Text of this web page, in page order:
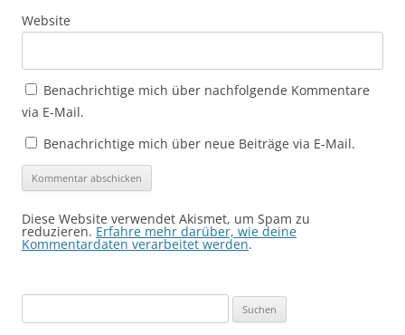
Website
Benachrichtige mich über nachfolgende Kommentare
via E-Mail.
Benachrichtige mich über neue Beiträge via E-Mail.
Diese Website verwendet Akismet, um Spam zu
reduzieren. Erfahre mehr darüber, wie deine
Kommentardaten verarbeitet werden.
nach: